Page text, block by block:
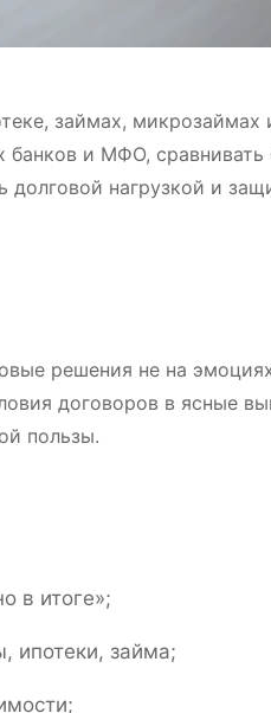
займах, микрозаймах
банков и МФО, сравнивать
долговой нагрузкой и
решения не на
договоров в ясные
пользы.
в итоге»;
ипотеки, займа;